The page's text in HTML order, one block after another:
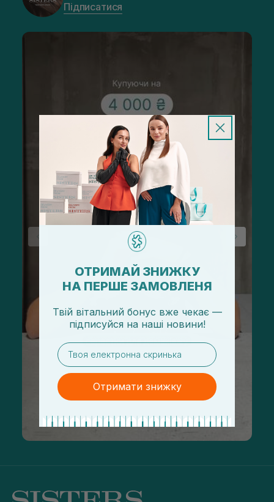
Підписатися
ОТРИМАЙ ЗНИЖКУ
НА ПЕРШЕ ЗАМОВЛЕНЯ
Твій вітальний бонус вже чекає —
підписуйся на наші новини!
email
Отримати знижку